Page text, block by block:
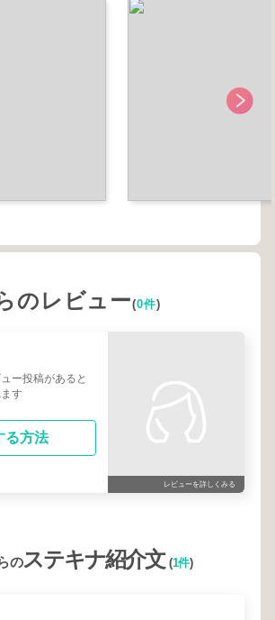
のレビュー(0件)
ー投稿があると
す
る方法
レビューを詳しくみる
のステキナ紹介文(1件)